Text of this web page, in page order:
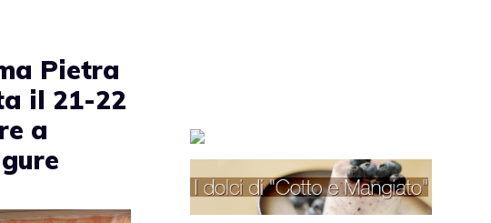
Pietra
il 21-22
a